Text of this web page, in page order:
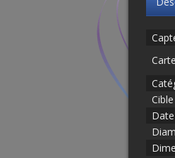
Cible